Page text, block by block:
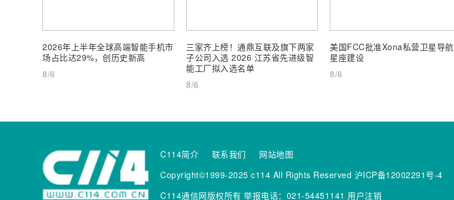
2026年上半年全球高端智能手机市
场占比达29%，创历史新高
8/6
三家齐上榜！通鼎互联及旗下两家
子公司入选 2026 江苏省先进级智
能工厂拟入选名单
8/6
美国FCC批准Xona私营卫星导航
星座建设
8/6
C114简介 联系我们
网站地图
Copyright©1999-2025 c114 All Rights Reserved 沪ICP备12002291号-4
C114通信网版权所有 举报电话：021-54451141 用户注销